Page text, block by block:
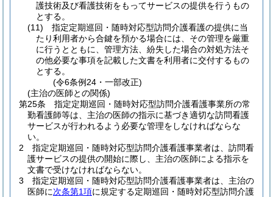
護技術及び看護技術をもってサービスの提供を行うもの
とする。
(11)
指定定期巡回・随時対応型訪問介護看護の提供に当
たり利用者から合鍵を預かる場合には、その管理を厳重
に行うとともに、管理方法、紛失した場合の対処方法そ
の他必要な事項を記載した文書を利用者に交付するもの
とする。
(令6条例24・一部改正)
(主治の医師との関係)
第25条
指定定期巡回・随時対応型訪問介護看護事業所の常
勤看護師等は、主治の医師の指示に基づき適切な訪問看護
サービスが行われるよう必要な管理をしなければならな
い。
2
指定定期巡回・随時対応型訪問介護看護事業者は、訪問看
護サービスの提供の開始に際し、主治の医師による指示を
文書で受けなければならない。
3
指定定期巡回・随時対応型訪問介護看護事業者は、主治の
医師に次条第1項に規定する定期巡回・随時対応型訪問介護